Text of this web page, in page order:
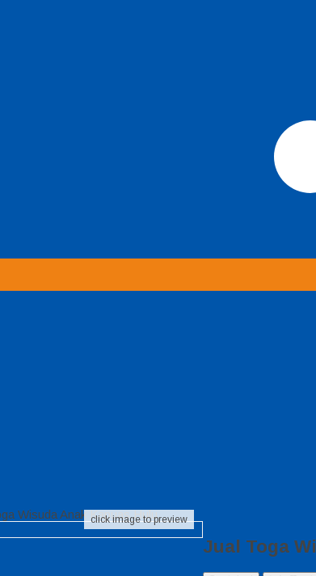
Wisuda Anak Kapuas Hulu
click image to preview
Jual Toga